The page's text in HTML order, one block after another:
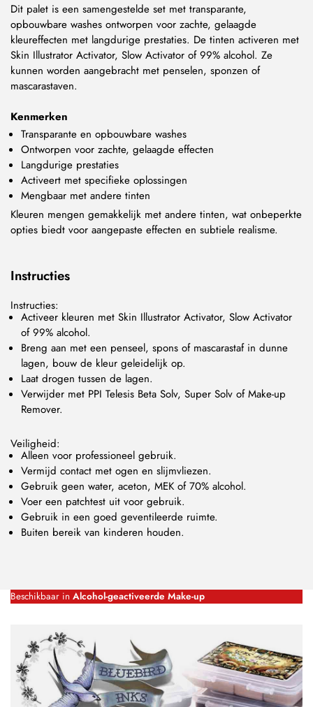
Dit palet is een samengestelde set met transparante,
opbouwbare washes ontworpen voor zachte, gelaagde
kleureffecten met langdurige prestaties. De tinten activeren met
Skin Illustrator Activator, Slow Activator of 99% alcohol. Ze
kunnen worden aangebracht met penselen, sponzen of
mascarastaven.
Kenmerken
Transparante en opbouwbare washes
Ontworpen voor zachte, gelaagde effecten
Langdurige prestaties
Activeert met specifieke oplossingen
Mengbaar met andere tinten
Kleuren mengen gemakkelijk met andere tinten, wat onbeperkte
opties biedt voor aangepaste effecten en subtiele realisme.
Instructies
Instructies:
Activeer kleuren met Skin Illustrator Activator, Slow Activator
of 99% alcohol.
Breng aan met een penseel, spons of mascarastaf in dunne
lagen, bouw de kleur geleidelijk op.
Laat drogen tussen de lagen.
Verwijder met PPI Telesis Beta Solv, Super Solv of Make-up
Remover.
Veiligheid:
Alleen voor professioneel gebruik.
Vermijd contact met ogen en slijmvliezen.
Gebruik geen water, aceton, MEK of 70% alcohol.
Voer een patchtest uit voor gebruik.
Gebruik in een goed geventileerde ruimte.
Buiten bereik van kinderen houden.
Beschikbaar in Alcohol-geactiveerde Make-up